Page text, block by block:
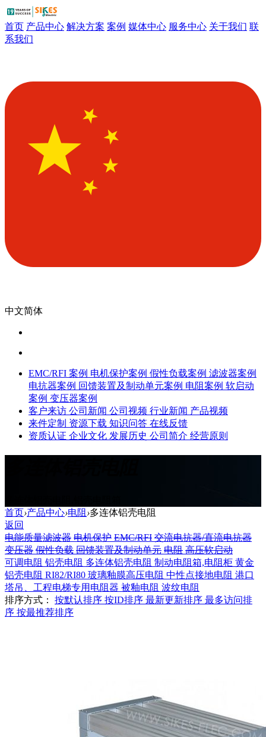
首页 产品中心 解决方案 案例 媒体中心 服务中心 关于我们 联
系我们
中文简体
EMC/RFI 案例 电机保护案例 假性负载案例 滤波器案例
电抗器案例 回馈装置及制动单元案例 电阻案例 软启动
案例 变压器案例
客户来访 公司新闻 公司视频 行业新闻 产品视频
来件定制 资源下载 知识问答 在线反馈
资质认证 企业文化 发展历史 公司简介 经营原则
首页›产品中心›电阻 ›多连体铝壳电阻
返回
电能质量滤波器 电机保护 EMC/RFI 交流电抗器/直流电抗器
变压器 假性负载 回馈装置及制动单元 电阻 高压软启动
可调电阻 铝壳电阻 多连体铝壳电阻 制动电阻箱,电阻柜 黄金
铝壳电阻 RI82/RI80 玻璃釉膜高压电阻 中性点接地电阻 港口
塔吊、工程电梯专用电阻器 被釉电阻 波纹电阻
排序方式：
按默认排序 按ID排序 最新更新排序 最多访问排
序 按最推荐排序